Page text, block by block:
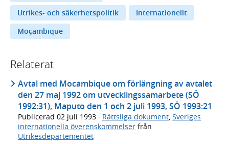
Utrikes- och säkerhetspolitik
Internationellt
Moçambique
Relaterat
Avtal med Mocambique om förlängning av avtalet
den 27 maj 1992 om utvecklingssamarbete (SÖ
1992:31), Maputo den 1 och 2 juli 1993, SÖ 1993:21
Publicerad 02 juli 1993 · Rättsliga dokument Sveriges
internationella överenskommelser från
Utrikesdepartementet